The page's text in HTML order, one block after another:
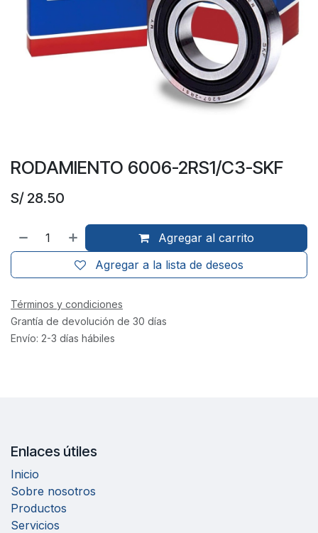
RODAMIENTO 6006-2RS1/C3-SKF
S/ 28.50
Agregar al carrito
Agregar a la lista de deseos
Términos y condiciones
Grantía de devolución de 30 días
Envío: 2-3 días hábiles
Enlaces útiles
Inicio
Sobre nosotros
Productos
Servicios